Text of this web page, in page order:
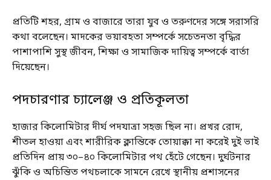
প্রতিটি শহর, গ্রাম ও বাজারে তারা যুব ও তরুণদের সঙ্গে সরাসরি
কথা বলেছেন। মাদকের ভয়াবহতা সম্পর্কে সচেতনতা বৃদ্ধির
পাশাপাশি সুস্থ জীবন, শিক্ষা ও সামাজিক দায়িত্ব সম্পর্কে বার্তা
দিয়েছেন।
পদচারণার চ্যালেঞ্জ ও প্রতিকূলতা
হাজার কিলোমিটার দীর্ঘ পদযাত্রা সহজ ছিল না। প্রখর রোদ,
শীতল হাওয়া এবং শারীরিক ক্লান্তিকে তোয়াক্কা না করেই দুই ভাই
প্রতিদিন প্রায় ৩০–৪০ কিলোমিটার পথ হেঁটে গেছেন। দুর্ঘটনার
ঝুঁকি ও অচিন্তিত পথচলাকে সামনে রেখে স্থানীয় প্রশাসনের